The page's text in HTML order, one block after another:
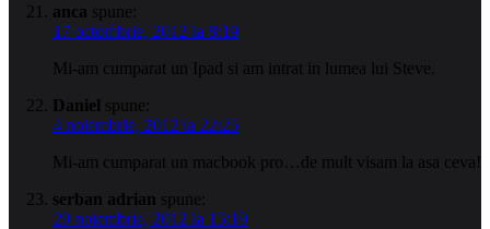
anca spune:
17 octombrie, 2012 la 8:19
Mi-am cumparat un Ipad si am intrat in lumea lui Steve.
Daniel spune:
4 noiembrie, 2012 la 22:25
Mi-am cumparat un macbook pro…de mult visam la asa ceva!
serban adrian spune:
29 noiembrie, 2012 la 15:19